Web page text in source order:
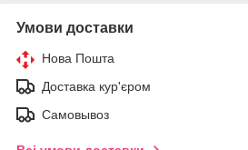
Умови доставки
Нова Пошта
Доставка кур'єром
Самовывоз